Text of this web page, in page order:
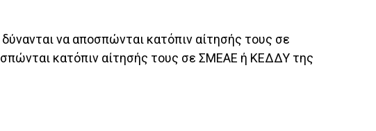
να αποσπώνται κατόπιν αίτησής τους σε
κατόπιν αίτησής τους σε ΣΜΕΑΕ ή ΚΕΔΔΥ της